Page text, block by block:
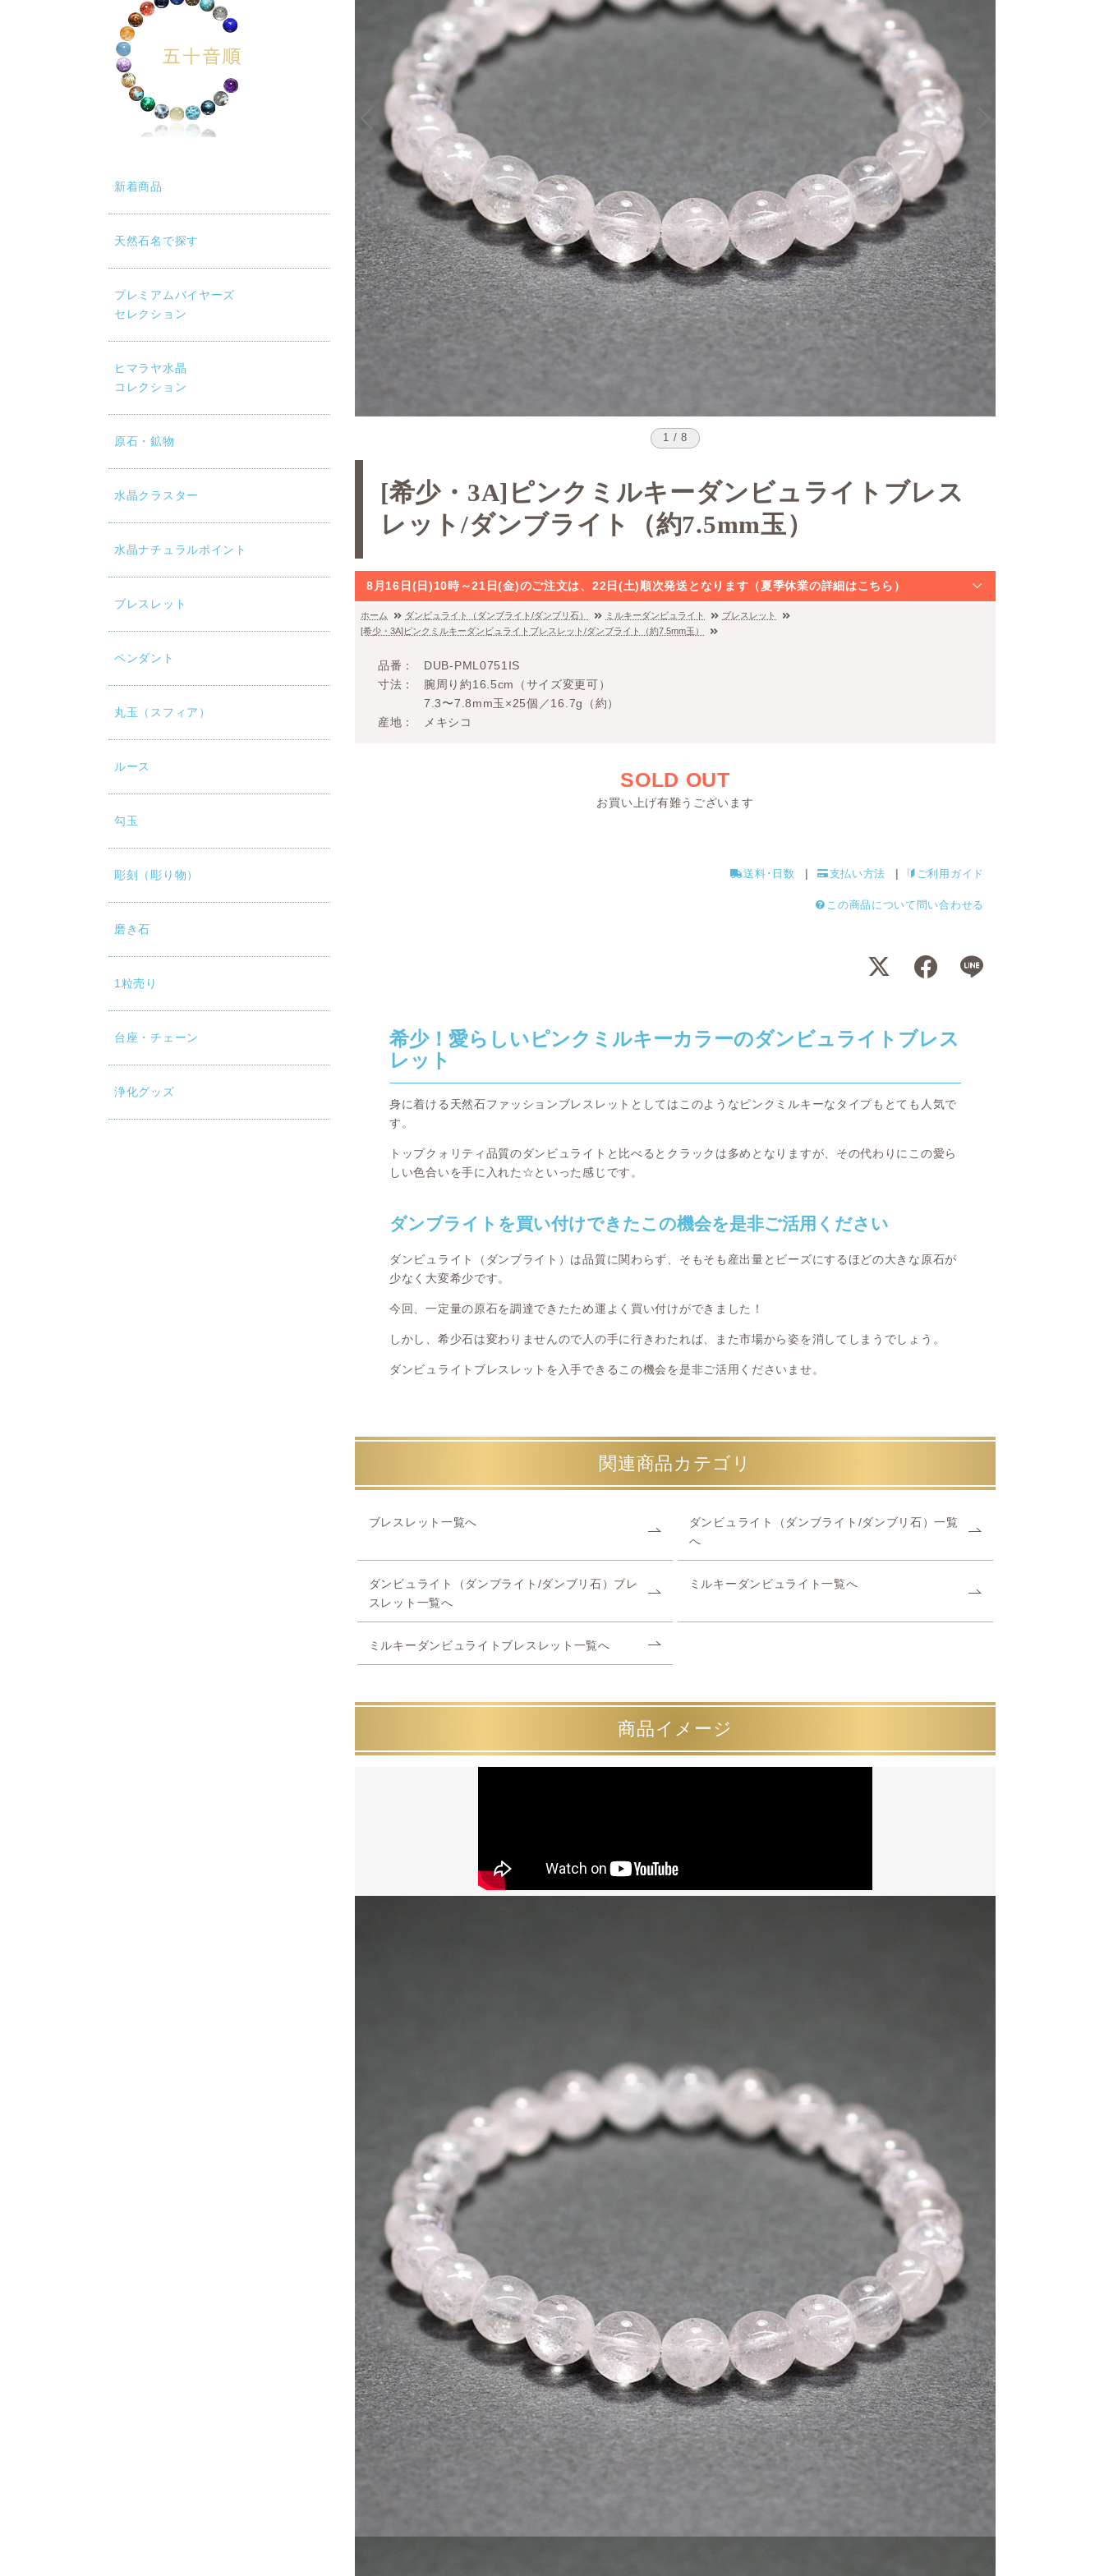
新着商品
天然石名で探す
プレミアムバイヤーズ
セレクション
ヒマラヤ水晶
コレクション
原石・鉱物
水晶クラスター
水晶ナチュラルポイント
ブレスレット
ペンダント
丸玉（スフィア）
ルース
勾玉
彫刻（彫り物）
磨き石
1粒売り
台座・チェーン
浄化グッズ
生時に画質が低い場合は、設定（⚙）から「1080p HD」
1 / 8
[希少・3A]ピンクミルキーダンビュライトブレス
レット/ダンブライト（約7.5mm玉）
8月16日(日)10時～21日(金)のご注文は、22日(土)順次発送となります（夏季休業の詳細はこちら）
ホーム ダンビュライト（ダンブライト/ダンブリ石） ミルキーダンビュライト
ブレスレット
[希少・3A]ピンクミルキーダンビュライトブレスレット/ダンブライト（約7.5mm玉）
品番
DUB-PML0751IS
寸法
腕周り約16.5cm（サイズ変更可）
7.3〜7.8mm玉×25個／16.7g（約）
産地
メキシコ
SOLD OUT
お買い上げ有難うございます
送料･日数 支払い方法 ご利用ガイド
この商品について問い合わせる
希少！愛らしいピンクミルキーカラーのダンビュライトブレス
レット
身に着ける天然石ファッションブレスレットとしてはこのようなピンクミルキーなタイプもとても人気で
す。
トップクォリティ品質のダンビュライトと比べるとクラックは多めとなりますが、その代わりにこの愛ら
しい色合いを手に入れた☆といった感じです。
ダンブライトを買い付けできたこの機会を是非ご活用ください
ダンビュライト（ダンブライト）は品質に関わらず、そもそも産出量とビーズにするほどの大きな原石が
少なく大変希少です。
今回、一定量の原石を調達できたため運よく買い付けができました！
しかし、希少石は変わりませんので人の手に行きわたれば、また市場から姿を消してしまうでしょう。
ダンビュライトブレスレットを入手できるこの機会を是非ご活用くださいませ。
関連商品カテゴリ
ブレスレット一覧へ
ダンビュライト（ダンブライト/ダンブリ石）一覧
へ
ダンビュライト（ダンブライト/ダンブリ石）ブレ
スレット一覧へ
ミルキーダンビュライト一覧へ
ミルキーダンビュライトブレスレット一覧へ
商品イメージ